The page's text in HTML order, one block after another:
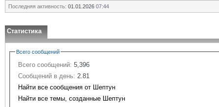
Последняя активность: 01.01.2026 07:44
Статистика
Всего сообщений
Всего сообщений: 5,396
Сообщений в день: 2.81
Найти все сообщения от Шептун
Найти все темы, созданные Шептун